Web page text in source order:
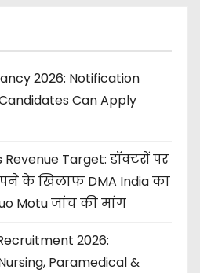
2026: Notification
Can Apply
Target: डॉक्टरों पर
के खिलाफ DMA India का
Motu जांच की मांग
2026:
Paramedical &